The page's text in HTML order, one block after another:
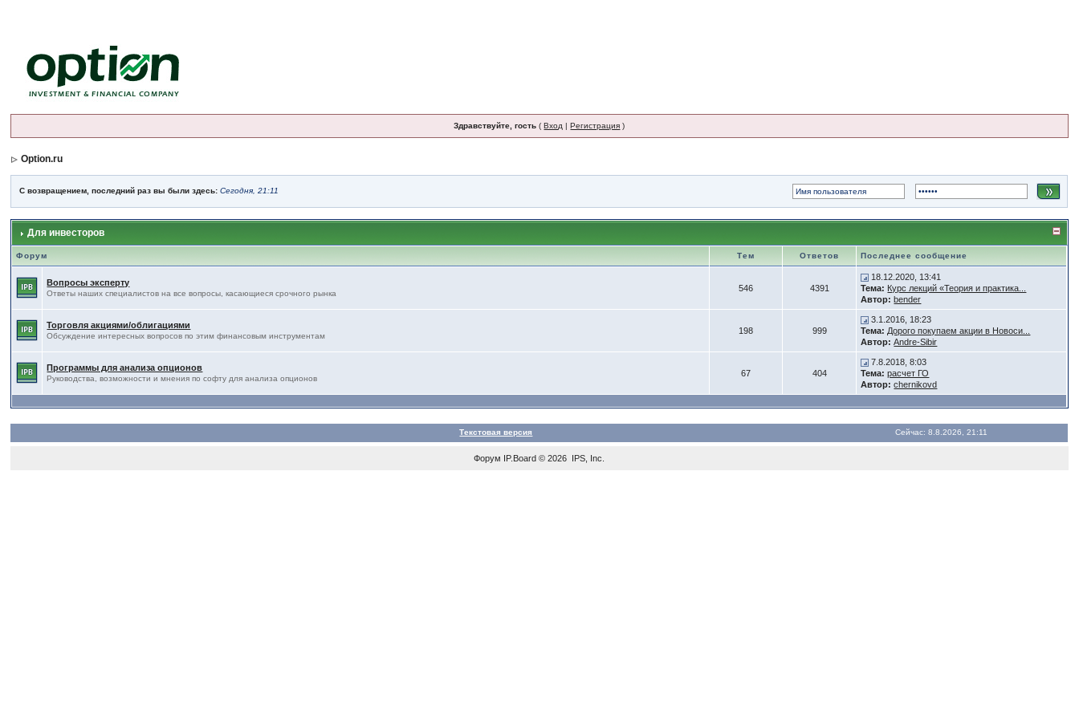
Здравствуйте, гость (Вход |Регистрация )
Option.ru
С возвращением, последний раз вы были здесь:Сегодня, 21:11
Для инвесторов
Форум Тем Ответов Последнее сообщение
Вопросы эксперту
Ответы наших специалистов на все вопросы, касающиеся срочного рынка
546 4391
18.12.2020, 13:41
Тема: Курс лекций «Теория и практика...
Автор: bender
Торговля акциями/облигациями
Обсуждение интересных вопросов по этим финансовым инструментам
198 999
3.1.2016, 18:23
Тема: Дорого покупаем акции в Новоси...
Автор: Andre-Sibir
Программы для анализа опционов
Руководства, возможности и мнения по софту для анализа опционов
67 404
7.8.2018, 8:03
Тема: расчет ГО
Автор: chernikovd
Текстовая версия Сейчас: 8.8.2026, 21:11
Форум IP.Board © 2026 IPS, Inc